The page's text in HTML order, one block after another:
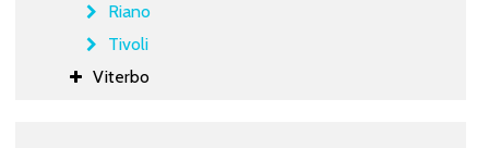
Riano
Tivoli
Viterbo